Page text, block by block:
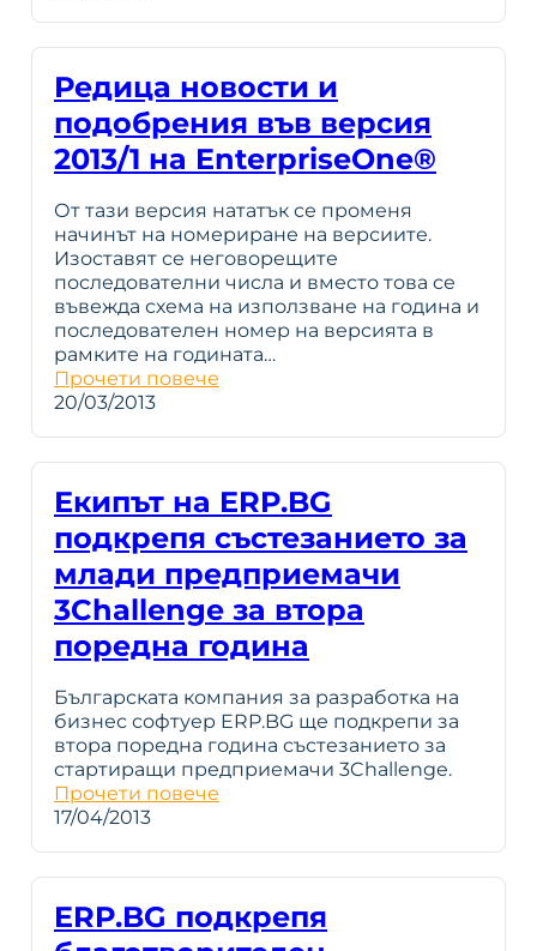
Редица новости и
подобрения във версия
2013/1 на EnterpriseOne®
От тази версия нататък се променя
начинът на номериране на версиите.
Изоставят се неговорeщите
последователни числа и вместо това се
въвежда схема на използване на година и
последователен номер на версията в
рамките на годината…
Прочети повече
20/03/2013
Екипът на ERP.BG
подкрепя състезанието за
млади предприемачи
3Challenge за втора
поредна година
Българската компания за разработка на
бизнес софтуер ERP.BG ще подкрепи за
втора поредна година състезанието за
стартиращи предприемачи 3Challenge.
Прочети повече
17/04/2013
ERP.BG подкрепя